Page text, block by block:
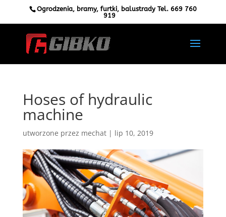
Ogrodzenia, bramy, furtki, balustrady Tel. 669 760
919
Hoses of hydraulic
machine
utworzone przez mechat| lip 10, 2019